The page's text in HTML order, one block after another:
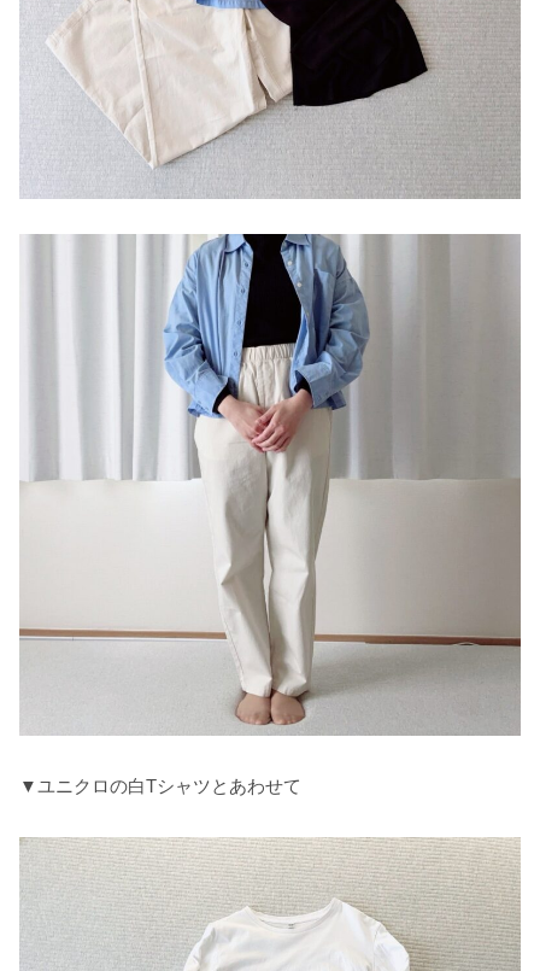
▼ユニクロの白Tシャツとあわせて